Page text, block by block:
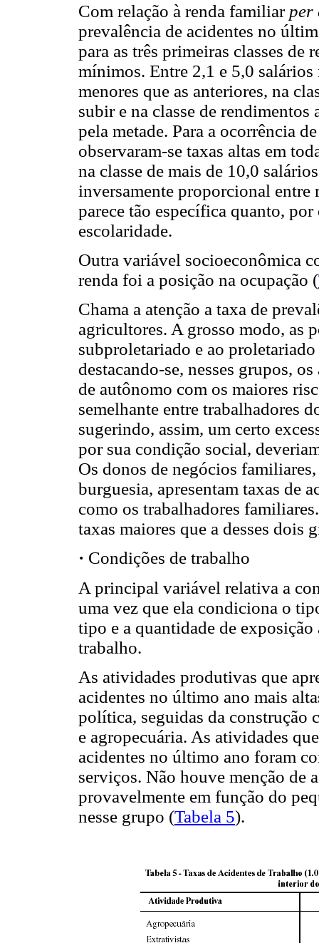
Com relação à renda familiar per
prevalência de acidentes no
para as três primeiras classes de
mínimos. Entre 2,1 e 5,0
menores que as anteriores, na
subir e na classe de
pela metade. Para a ocorrência
observaram-se taxas altas em
na classe de mais de 10,0
inversamente proporcional entre
parece tão específica quanto,
escolaridade.
Outra variável socioeconômica
renda foi a posição na ocupação (
Chama a atenção a taxa de
agricultores. A grosso modo, as
subproletariado e ao
destacando-se, nesses grupos,
de autônomo com os maiores
semelhante entre trabalhadores
sugerindo, assim, um certo
por sua condição social,
Os donos de negócios
burguesia, apresentam taxas de
como os trabalhadores
taxas maiores que a desses dois
· Condições de trabalho
A principal variável relativa a
uma vez que ela condiciona o
tipo e a quantidade de exposição
trabalho.
As atividades produtivas que
acidentes no último ano mais
política, seguidas da
e agropecuária. As atividades
acidentes no último ano foram
serviços. Não houve menção de
provavelmente em função do
nesse grupo (Tabela 5).